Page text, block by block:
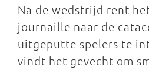
Na de wedstrijd rent
journaille naar de
uitgeputte spelers te
vindt het gevecht om